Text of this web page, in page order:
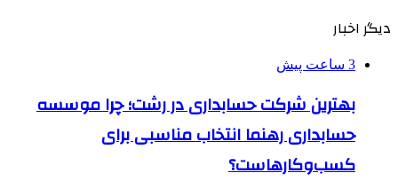
دیگر اخبار
3 ساعت پیش
بهترین شرکت حسابداری در رشت؛ چرا موسسه
حسابداری رهنما انتخاب مناسبی برای
کسب‌وکارهاست؟